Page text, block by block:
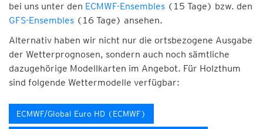
bei uns unter den ECMWF-Ensembles (15 Tage) bzw. den
GFS-Ensembles (16 Tage) ansehen.
Alternativ haben wir nicht nur die ortsbezogene Ausgabe
der Wetterprognosen, sondern auch noch sämtliche
dazugehörige Modellkarten im Angebot. Für Holzthum
sind folgende Wettermodelle verfügbar:
ECMWF/Global Euro HD (ECMWF)